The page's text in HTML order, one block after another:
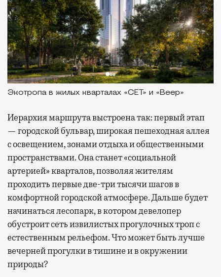
Экотропа в жилых кварталах «СЕТ» и «Веер»
Иерархия маршрута выстроена так: первый этап
— городской бульвар, широкая пешеходная аллея
с освещением, зонами отдыха и общественными
пространствами. Она станет «социальной
артерией» кварталов, позволяя жителям
проходить первые две-три тысячи шагов в
комфортной городской атмосфере. Дальше будет
начинаться лесопарк, в котором девелопер
обустроит сеть извилистых прогулочных троп с
естественным рельефом. Что может быть лучше
вечерней прогулки в тишине и в окружении
природы?